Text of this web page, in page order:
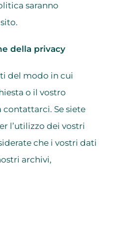
saranno
della privacy
del modo in cui
o il vostro
contattarci. Se siete
l’utilizzo dei vostri
che i vostri dati
archivi,